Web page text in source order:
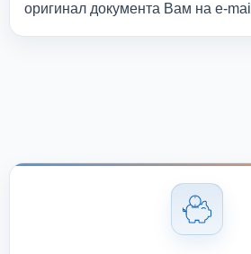
оригинал документа Вам на e-mail